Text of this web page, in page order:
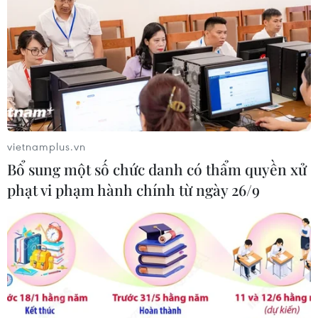
04/08/2026 03:17
ASEAN Cup 2026: "Chìa khóa" giúp
tuyển Việt Nam quật ngã Indonesia
04/08/2026 03:05
ASEAN Cup 2026: Đội tuyển Việt
Nam tạo "cơn địa chấn" trên truyền
thông khu vực
04/08/2026 02:45
Báo chí Đông Nam Á "dậy
sóng" vì tuyển Việt Nam, chỉ ra lý do
vietnamplus.vn
Bổ sung một số chức danh có thẩm quyền xử
phạt vi phạm hành chính từ ngày 26/9